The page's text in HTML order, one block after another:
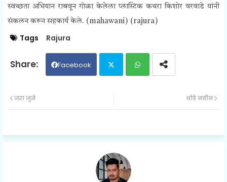
स्वच्छता अभियान राबवून गोळा केलेला प्लास्टिक कचरा किशोर वरवाडे यांनी
संकलन करून सहकार्य केले. (mahawani) (rajura)
Tags Rajura
Facebook
ap
थोडे नवीन
जरा जुने